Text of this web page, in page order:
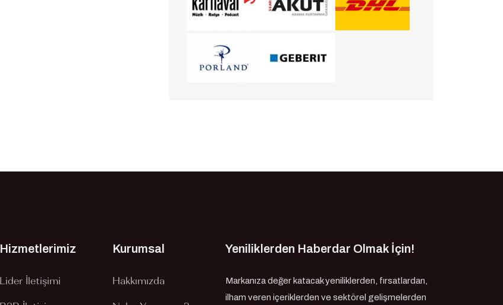
Hizmetlerimiz
Lider İletişimi
Kurumsal
Hakkımızda
Yeniliklerden Haberdar Olmak İçin!
Markanıza değer katacak yeniliklerden, fırsatlardan,
ilham veren içeriklerden ve sektörel gelişmelerden